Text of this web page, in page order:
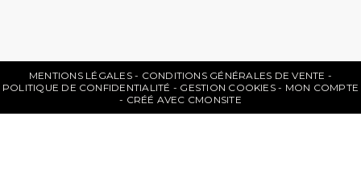
MENTIONS LÉGALES
CONDITIONS GÉNÉRALES DE VENTE
POLITIQUE DE CONFIDENTIALITÉ
GESTION COOKIES
MON COMPTE
CRÉÉ AVEC CMONSITE